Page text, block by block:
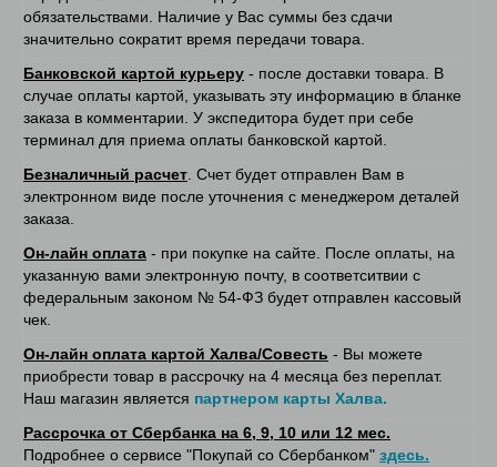
обязательствами. Наличие у Вас суммы без сдачи
значительно сократит время передачи товара.
Банковской картой курьеру - после доставки товара. В
случае оплаты картой, указывать эту информацию в бланке
заказа в комментарии. У экспедитора будет при себе
терминал для приема оплаты банковской картой.
Безналичный расчет. Счет будет отправлен Вам в
электронном виде после уточнения с менеджером деталей
заказа.
Он-лайн оплата - при покупке на сайте. После оплаты, на
указанную вами электронную почту, в соответситвии с
федеральным законом № 54-ФЗ будет отправлен кассовый
чек.
Он-лайн оплата картой Халва/Совесть - Вы можете
приобрести товар в рассрочку на 4 месяца без переплат.
Наш магазин является партнером карты Халва.
Рассрочка от Сбербанка на 6, 9, 10 или 12 мес.
Подробнее о сервисе "Покупай со Сбербанком" здесь.